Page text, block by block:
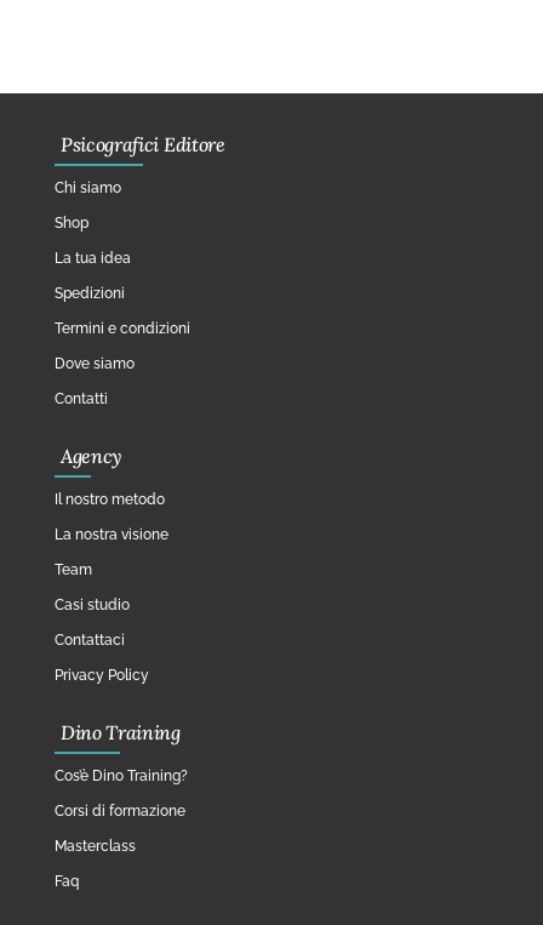
Psicografici Editore
Chi siamo
Shop
La tua idea
Spedizioni
Termini e condizioni
Dove siamo
Contatti
Agency
Il nostro metodo
La nostra visione
Team
Casi studio
Contattaci
Privacy Policy
Dino Training
Cos’è Dino Training?
Corsi di formazione
Masterclass
Faq